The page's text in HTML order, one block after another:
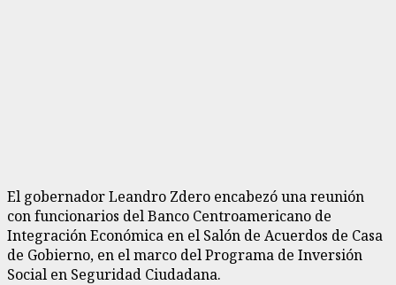
El gobernador Leandro Zdero encabezó una reunión
con funcionarios del Banco Centroamericano de
Integración Económica en el Salón de Acuerdos de Casa
de Gobierno, en el marco del Programa de Inversión
Social en Seguridad Ciudadana.